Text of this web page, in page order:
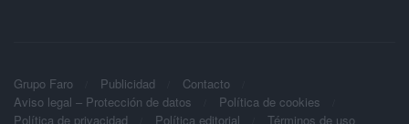
Grupo Faro Publicidad
Contacto
Aviso legal – Protección de datos
Política de cookies
Política de privacidad
Política editorial Términos de uso